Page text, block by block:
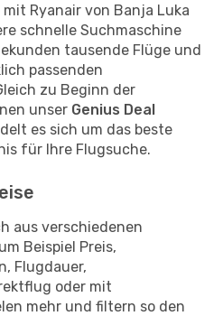
Ryanair von Banja Luka
schnelle Suchmaschine
tausende Flüge und
passenden
zu Beginn der
unser Genius Deal
es sich um das beste
für Ihre Flugsuche.
aus verschiedenen
Beispiel Preis,
Flugdauer,
oder mit
mehr und filtern so den